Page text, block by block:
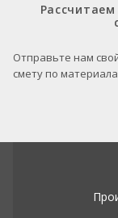
Отправьте нам
смету по